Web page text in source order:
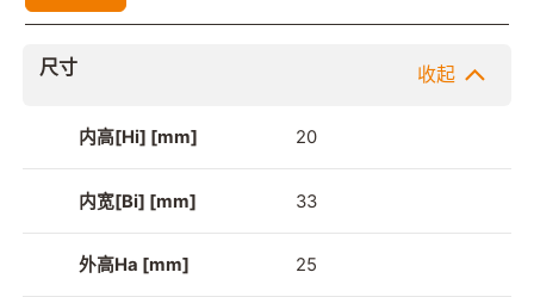
尺寸 收起
内高[Hi] [mm] 20
内宽[Bi] [mm] 33
外高Ha [mm] 25